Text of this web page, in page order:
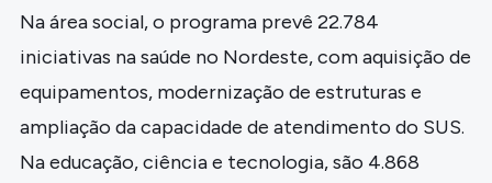
Na área social, o programa prevê 22.784
iniciativas na saúde no Nordeste, com aquisição de
equipamentos, modernização de estruturas e
ampliação da capacidade de atendimento do SUS.
Na educação, ciência e tecnologia, são 4.868